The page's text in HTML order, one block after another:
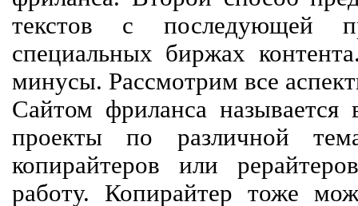
текстов с последующей
специальных биржах
минусы. Рассмотрим все
Сайтом фриланса называется
проекты по различной
копирайтеров или
работу. Копирайтер тоже